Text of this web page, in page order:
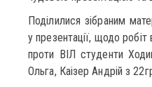
Поділилися зібраним
у презентації, щодо
проти ВІЛ студенти
Ольга, Каізер Андрій з